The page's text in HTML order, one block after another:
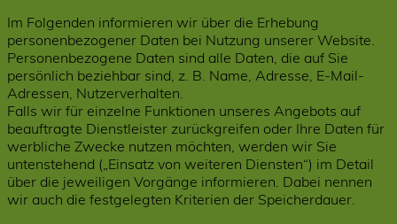
Im Folgenden informieren wir über die Erhebung
personenbezogener Daten bei Nutzung unserer Website.
Personenbezogene Daten sind alle Daten, die auf Sie
persönlich beziehbar sind, z. B. Name, Adresse, E-Mail-
Adressen, Nutzerverhalten.
Falls wir für einzelne Funktionen unseres Angebots auf
beauftragte Dienstleister zurückgreifen oder Ihre Daten für
werbliche Zwecke nutzen möchten, werden wir Sie
untenstehend („Einsatz von weiteren Diensten“) im Detail
über die jeweiligen Vorgänge informieren. Dabei nennen
wir auch die festgelegten Kriterien der Speicherdauer.